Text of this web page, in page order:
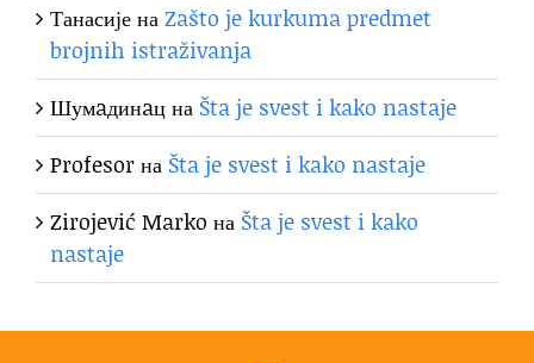
ТанасијенаZašto je kurkuma predmet
brojnih istraživanja
Шумaдинaцна Šta je svest i kako nastaje
Profesorна Šta je svest i kako nastaje
Zirojević Marko на Šta je svest i kako
nastaje